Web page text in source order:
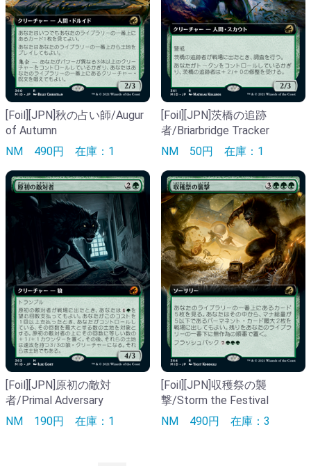
[Foil][JPN]秋の占い師/Augur
of Autumn
NM 490円 在庫：1
[Foil][JPN]茨橋の追跡
者/Briarbridge Tracker
NM 50円 在庫：1
[Foil][JPN]原初の敵対
者/Primal Adversary
NM 190円 在庫：1
[Foil][JPN]収穫祭の襲
撃/Storm the Festival
NM 490円 在庫：3